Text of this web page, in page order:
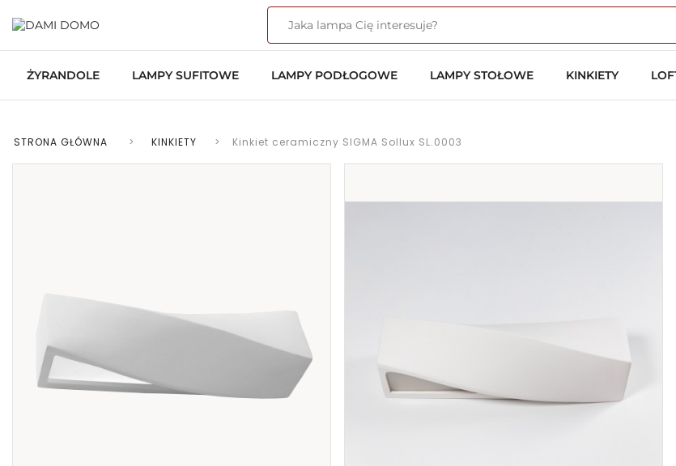
ŻYRANDOLE LAMPY SUFITOWE LAMPY PODŁOGOWE LAMPY STOŁOWE KINKIETY
STRONA GŁÓWNA > KINKIETY > Kinkiet ceramiczny SIGMA Sollux SL.0003